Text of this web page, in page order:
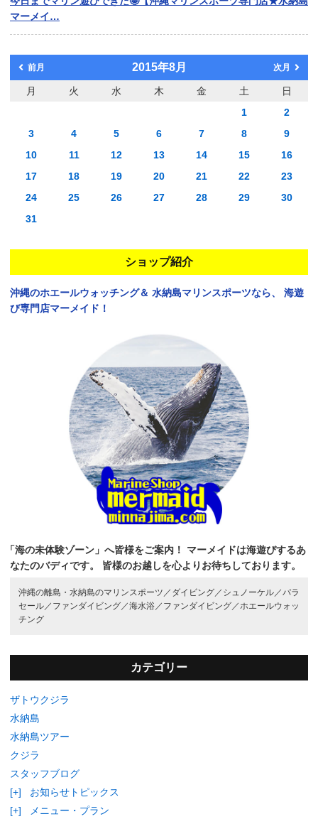
マーメイ…
前月 2015年8月 次月
月 火 水 木 金 土
日
1
2
3
4 5 6 7 8
9
10
11 12 13 14 15
16
17
18 19 20 21 22
23
24
25 26 27 28 29
30
31
ショップ紹介
沖縄のホエールウォッチング＆ 水納島マリンスポーツなら、
海遊
び専門店マーメイド！
「海の未体験ゾーン」へ皆様をご案内！
マーメイドは海遊びするあ
なたのバディです。
皆様のお越しを心よりお待ちしております。
沖縄の離島・水納島のマリンスポーツ／ ダイビング／ シュノーケル／パラ
セール／ ファンダイビング／海水浴／ ファンダイビング／ホエールウォッ
チング
カテゴリー
ザトウクジラ
水納島
水納島ツアー
クジラ
スタッフブログ
[+]
お知らせトピックス
[+]
メニュー・プラン